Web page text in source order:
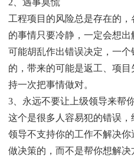
工程项目的风险总是存在的
的事情只要冷静，一定会想
可能胡乱作出错误决定，一
的，带来的可能是返工、项
持一次把事情做对。
3、永远不要让上级领导来帮
这个是很多人容易犯的错误
领导不支持你的工作不解决
做决策的，而不是帮你想解